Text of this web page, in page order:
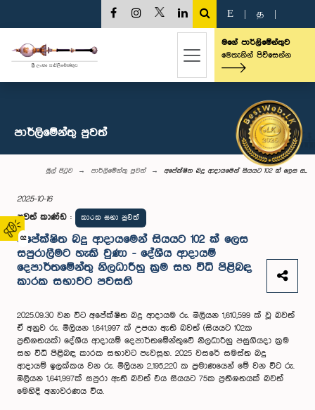
02
E த
මගේ පාර්ලිමේන්තුව
මෙතැනින් පිවිසෙන්න
පාර්ලි‌මේන්තු පුවත්
මුල් පිටුව පාර්ලි‌මේන්තු පුවත් අපේක්ෂිත බදු ආදායමෙන් සියයට 102 ක් ලෙස ස...
2025-10-16
පුවත් කාණ්ඩ : කාරක සභා පුවත්
අපේක්ෂිත බදු ආදායමෙන් සියයට 102 ක් ලෙස
සපුරාලීමට හැකි වුණා - දේශීය ආදායම්
දෙපාර්තමේන්තු නිලධාරීහු ක්‍රම සහ විධි පිළිබඳ
කාරක සභාවට පවසති
2025.09.30 වන විට අපේක්ෂිත බදු ආදායම රු. මිලියන 1,610,599 ක් වූ බවත්
ඒ අනුව රු. මිලියන 1,641,997 ක් උපයා ඇති බවත් (සියයට 102ක
ප්‍රතිශතයක්) දේශීය ආදායම් දෙපාර්තමේන්තුවේ නිලධාරීහු පසුගියදා ක්‍රම
සහ විධි පිළිබඳ කාරක සභාවට පැවසූහ. 2025 වසරේ සමස්ත බදු
ආදායම් ඉලක්කය වන රු. මිලියන 2,195,220 ක ප්‍රමාණයෙන් මේ වන විට රු.
මිලියන 1,641,997ක් සපුරා ඇති බවත් එය සියය‍ට 75ක ප්‍රතිශතයක් බවත්
මෙහිදී අනාවරණය විය.